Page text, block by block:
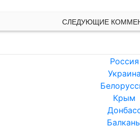
СЛЕДУЮЩИЕ
Россия
Украина
Крым